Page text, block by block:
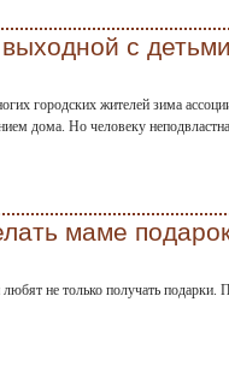
с
городских жителей зима
дома. Но человеку
маме
любят не только получать подарки.